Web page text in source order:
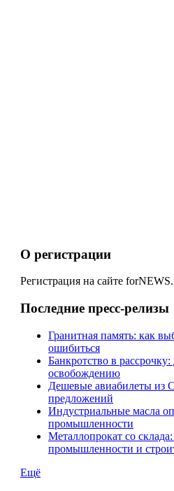
О регистрации
Регистрация на сайте
Последние пресс-релизы
Гранитная память: как
ошибиться
Банкротство в
освобождению
Дешевые авиабилеты из
предложений
Индустриальные масла
промышленности
Металлопрокат со
промышленности и
Ещё